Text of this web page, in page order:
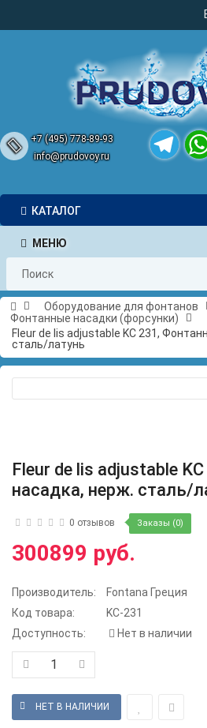
+7 (495) 778-89-93
info@prudovoy.ru
КАТАЛОГ
МЕНЮ
Оборудование для фонтанов
Фонтанные насадки (форсунки)
Fleur de lis adjustable KC 231,
сталь/латунь
Fleur de lis adjustable
насадка, нерж. сталь/
0 отзывов Заказы (0)
300899 руб.
Производитель:
Fontana Греция
Код товара:
KC-231
Доступность:
Нет в наличии